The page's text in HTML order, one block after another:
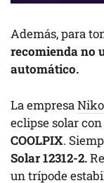
Además, para
recomienda no
automático.
La empresa
eclipse solar
COOLPIX.
Solar 12312-2.
un trípode